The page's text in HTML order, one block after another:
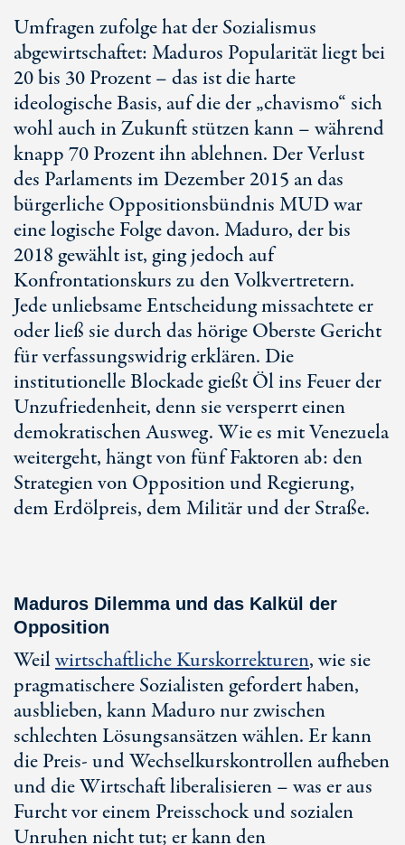
Umfragen zufolge hat der Sozialismus
abgewirtschaftet: Maduros Popularität liegt bei
20 bis 30 Prozent – das ist die harte
ideologische Basis, auf die der „chavismo“ sich
wohl auch in Zukunft stützen kann – während
knapp 70 Prozent ihn ablehnen. Der Verlust
des Parlaments im Dezember 2015 an das
bürgerliche Oppositionsbündnis MUD war
eine logische Folge davon. Maduro, der bis
2018 gewählt ist, ging jedoch auf
Konfrontationskurs zu den Volkvertretern.
Jede unliebsame Entscheidung missachtete er
oder ließ sie durch das hörige Oberste Gericht
für verfassungswidrig erklären. Die
institutionelle Blockade gießt Öl ins Feuer der
Unzufriedenheit, denn sie versperrt einen
demokratischen Ausweg. Wie es mit Venezuela
weitergeht, hängt von fünf Faktoren ab: den
Strategien von Opposition und Regierung,
dem Erdölpreis, dem Militär und der Straße.
Maduros Dilemma und das Kalkül der
Opposition
Weilwirtschaftliche Kurskorrekturen, wie sie
pragmatischere Sozialisten gefordert haben,
ausblieben, kann Maduro nur zwischen
schlechten Lösungsansätzen wählen. Er kann
die Preis- und Wechselkurskontrollen aufheben
und die Wirtschaft liberalisieren – was er aus
Furcht vor einem Preisschock und sozialen
Unruhen nicht tut; er kann den